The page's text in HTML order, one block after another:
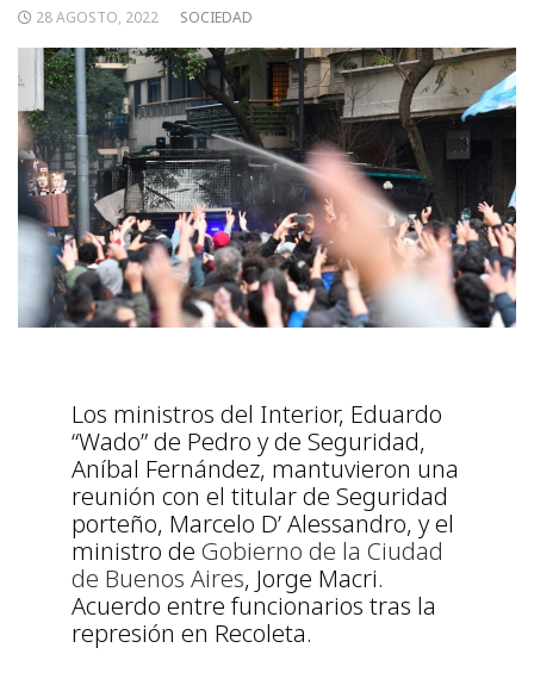
28 AGOSTO, 2022 SOCIEDAD
Los ministros del Interior, Eduardo
“Wado” de Pedro y de Seguridad,
Aníbal Fernández, mantuvieron una
reunión con el titular de Seguridad
porteño, Marcelo D’ Alessandro, y el
ministro de Gobierno de la Ciudad
de Buenos Aires, Jorge Macri.
Acuerdo entre funcionarios tras la
represión en Recoleta.